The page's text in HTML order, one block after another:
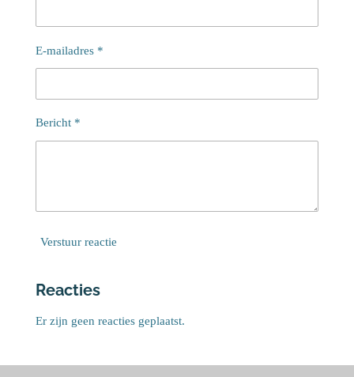
E-mailadres *
Bericht *
Verstuur reactie
Reacties
Er zijn geen reacties geplaatst.